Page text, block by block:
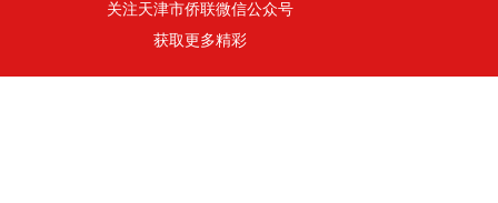
关注天津市侨联微信公众号
获取更多精彩